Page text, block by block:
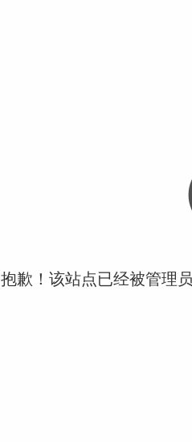
抱歉！该站点已经被管理